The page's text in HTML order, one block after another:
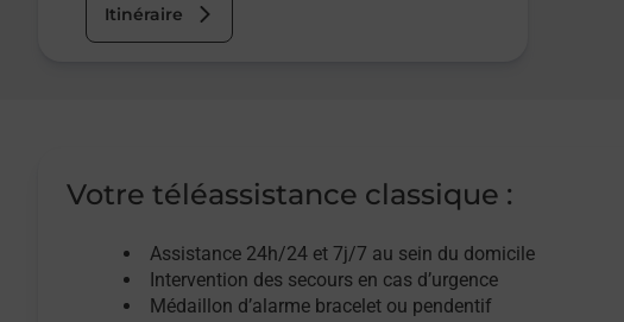
Itinéraire
Votre téléassistance classique :
Assistance 24h/24 et 7j/7 au sein du domicile
Intervention des secours en cas d’urgence
Médaillon d’alarme bracelet ou pendentif